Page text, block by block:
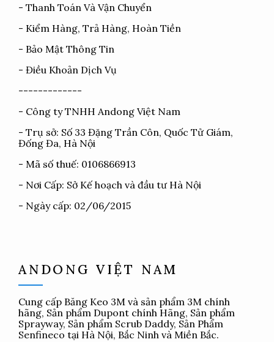
- Thanh Toán Và Vận Chuyển
- Kiểm Hàng, Trả Hàng, Hoàn Tiền
- Bảo Mật Thông Tin
- Điều Khoản Dịch Vụ
-------------
- Công ty TNHH Andong Việt Nam
- Trụ sở: Số 33 Đặng Trần Côn, Quốc Tử Giám,
Đống Đa, Hà Nội
- Mã số thuế: 0106866913
- Nơi Cấp: Sở Kế hoạch và đầu tư Hà Nội
- Ngày cấp: 02/06/2015
ANDONG VIỆT NAM
Cung cấp Băng Keo 3M và sản phẩm 3M chính
hãng, Sản phẩm Dupont chính Hãng, Sản phẩm
Sprayway, Sản phẩm Scrub Daddy, Sản Phẩm
Senfineco tại Hà Nội, Bắc Ninh và Miền Bắc.